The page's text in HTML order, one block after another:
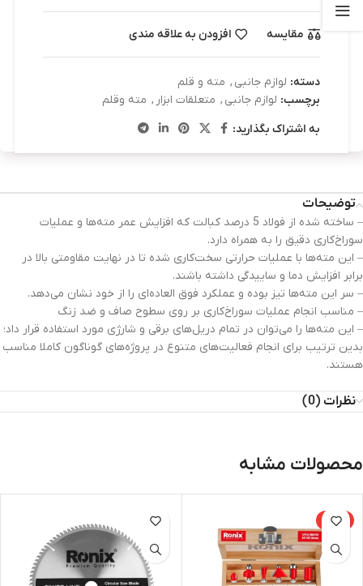
مقایسه افزودن به علاقه مندی
دسته: لوازم جانبی , مته و قلم
برچسب: لوازم جانبی , متعلقات ابزار , مته وقلم
به اشتراک بگذارید:
توضیحات
– ساخته شده از فولاد 5 درصد کبالت که افزایش عمر مته‌ها و عملیات
سوراخ‌کاری دقیق را به همراه دارد.
– این مته‌ها با عملیات حرارتی سخت‌کاری شده تا در نهایت مقاومتی بالا در
برابر افزایش دما و ساییدگی داشته باشند.
– سر این مته‌ها تیز بوده و عملکرد فوق العاده‌ای را از خود نشان می‌دهد.
– مناسب انجام عملیات سوراخ‌کاری بر روی سطوح صاف و ضد زنگ
– این مته‌ها را می‌توان در تمام دریل‌های برقی و شارژی مورد استفاده قرار داد؛
بدین ترتیب برای انجام فعالیت‌های متنوع در پروژه‌های گوناگون کاملا مناسب
هستند.
نظرات (0)
محصولات مشابه
-37%